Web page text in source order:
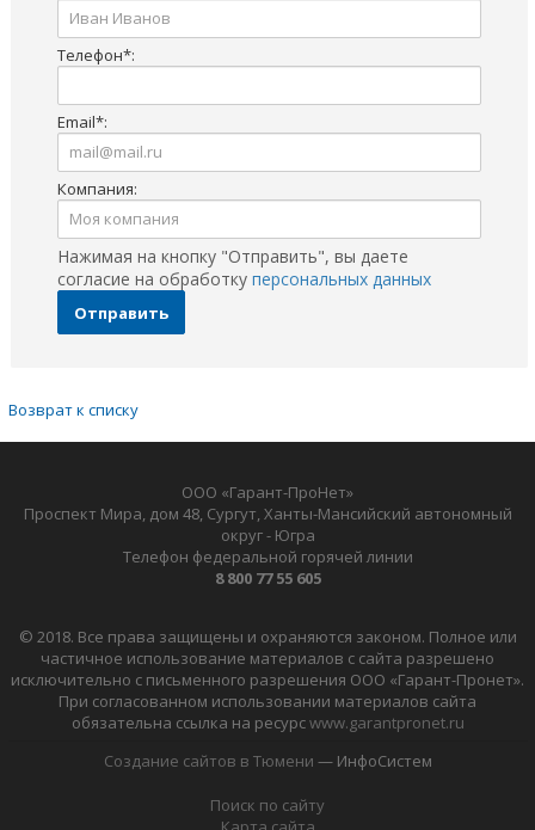
Телефон*:
Email*:
Компания:
Нажимая на кнопку "Отправить", вы даете
согласие на обработку персональных данных
Отправить
Возврат к списку
ООО «Гарант-ПроНет»
Проспект Мира, дом 48, Сургут, Ханты-Мансийский автономный
округ - Югра
Телефон федеральной горячей линии
8 800 77 55 605
© 2018. Все права защищены и охраняются законом. Полное или
частичное использование материалов с сайта разрешено
исключительно с письменного разрешения ООО «Гарант-Пронет».
При согласованном использовании материалов сайта
обязательна ссылка на ресурсwww.garantpronet.ru
Создание сайтов в Тюмени — ИнфоСистем
Поиск по сайту